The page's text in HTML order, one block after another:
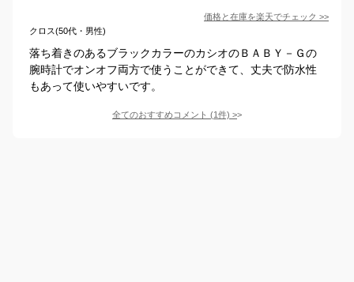
価格と在庫を楽天でチェック >>
クロス(50代・男性)
落ち着きのあるブラックカラーのカシオのＢＡＢＹ－Ｇの
腕時計でオンオフ両方で使うことができて、丈夫で防水性
もあって使いやすいです。
全てのおすすめコメント (1件) >